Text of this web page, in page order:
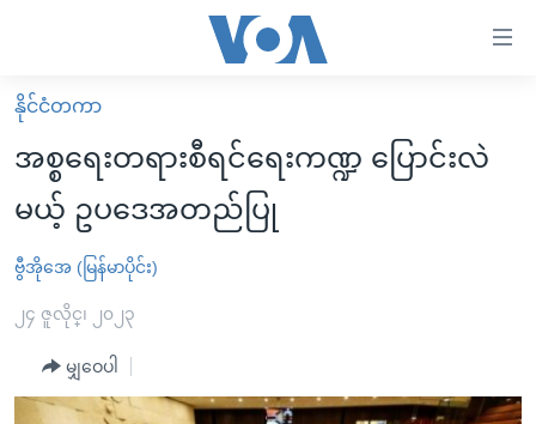
လွယ်ကူ
စေ
သည့်
များ
ပင်မ
မူလစာမျက်နှာ
မြန်မာ
ကမ္ဘာ့သတင်းများ
နိုင်ငံတကာ
အစ္စရေး-ပါလက်စတိုင်း
ဗွီဒီယို
အင်္ဂလိပ်စာလေ့လာမယ်
နိုင်ငံတကာ
အစ္စရေးတရားစီရင်ရေးကဏ္ဍ ပြောင်းလဲ
မယ့် ဥပဒေအတည်ပြု
ဗွီအိုအေ (မြန်မာပိုင်း)
၂၄ ဇူလိုင္၊ ၂၀၂၃
မျှဝေပါ